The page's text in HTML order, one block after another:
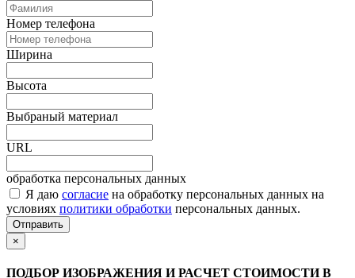
Номер телефона
Ширина
Высота
Выбраный материал
URL
обработка персональных данных
Я даю согласие на обработку персональных данных на
условиях политики обработки персональных данных.
Отправить
×
ПОДБОР ИЗОБРАЖЕНИЯ И РАСЧЕТ СТОИМОСТИ В